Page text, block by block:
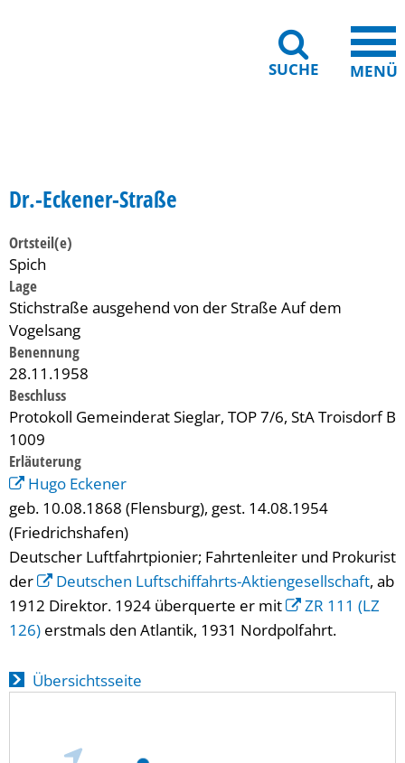
SUCHE MENÜ
Dr.-Eckener-Straße
Ortsteil(e)
Spich
Lage
Stichstraße ausgehend von der Straße Auf dem
Vogelsang
Benennung
28.11.1958
Beschluss
Protokoll Gemeinderat Sieglar, TOP 7/6, StA Troisdorf B
1009
Erläuterung
Hugo Eckener
geb. 10.08.1868 (Flensburg), gest. 14.08.1954
(Friedrichshafen)
Deutscher Luftfahrtpionier; Fahrtenleiter und Prokurist
der
Deutschen Luftschiffahrts-Aktiengesellschaft, ab
1912 Direktor. 1924 überquerte er mit
ZR 111 (LZ
126) erstmals den Atlantik, 1931 Nordpolfahrt.
Übersichtsseite